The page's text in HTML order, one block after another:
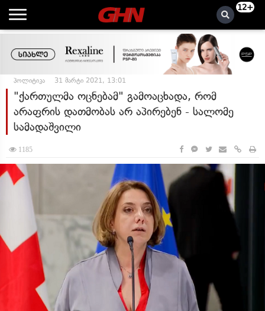
12+
პოლიტიკა 31 მარტი 2021, 13:01
"ქართულმა ოცნებამ" გამოაცხადა, რომ
არაფრის დათმობას არ აპირებენ - სალომე
სამადაშვილი
1185